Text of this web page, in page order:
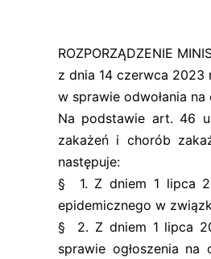
ROZPORZĄDZENIE
z dnia 14 czerwca 2023
w sprawie odwołania
Na podstawie art. 46
zakażeń i chorób
następuje:
§ 1. Z dniem 1 lipca
epidemicznego w
§ 2. Z dniem 1 lipca
sprawie ogłoszenia